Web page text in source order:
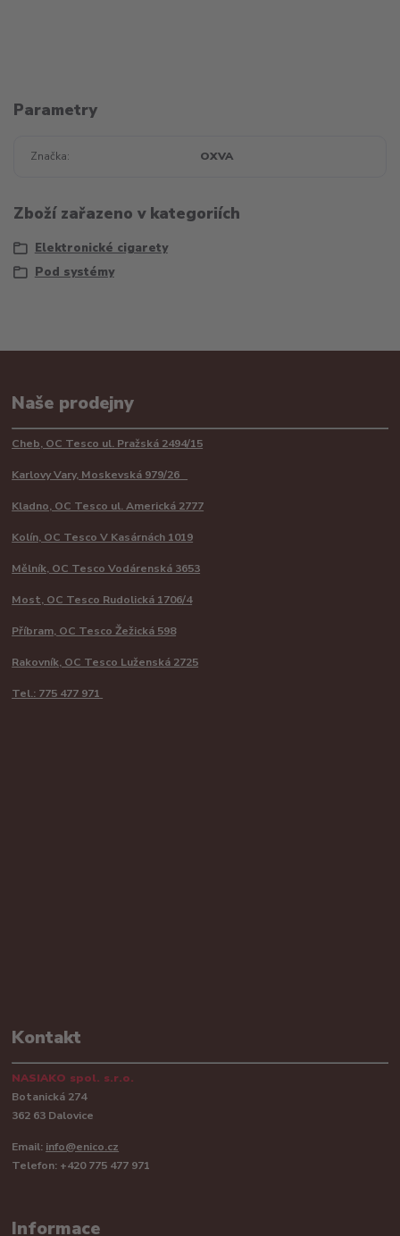
Parametry
Značka OXVA
Zboží zařazeno v kategoriích
Elektronické cigarety
Pod systémy
Naše prodejny
Cheb, OC Tesco ul. Pražská 2494/15
Karlovy Vary, Moskevská 979/26
Kladno, OC Tesco ul. Americká 2777
Kolín, OC Tesco V Kasárnách 1019
Mělník, OC Tesco Vodárenská 3653
Most, OC Tesco Rudolická 1706/4
Příbram, OC Tesco Žežická 598
Rakovník, OC Tesco Luženská 2725
Tel.: 775 477 971
Kontakt
NASIAKO spol. s.r.o.
Botanická 274
362 63 Dalovice
Email: info@enico.cz
Telefon: +420 775 477 971
Informace